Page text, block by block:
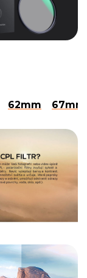
62mm 67mm